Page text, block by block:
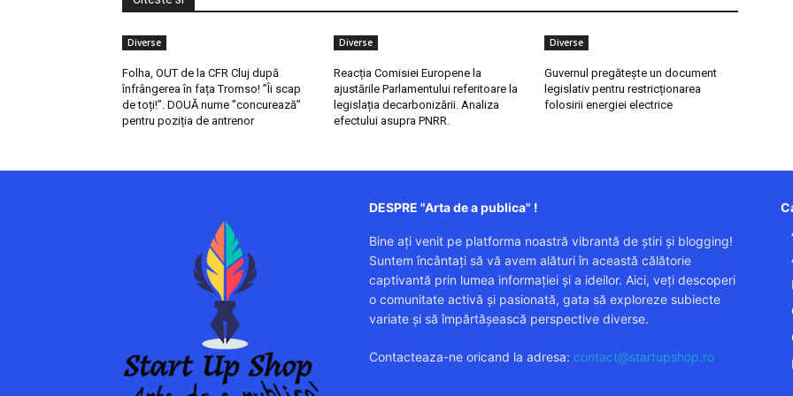
Diverse
Folha, OUT de la CFR Cluj după
înfrângerea în fața Tromso! ”Îi scap
de toți!”. DOUĂ nume ”concurează”
pentru poziția de antrenor
Diverse
Reacția Comisiei Europene la
ajustările Parlamentului referitoare la
legislația decarbonizării. Analiza
efectului asupra PNRR.
Diverse
Guvernul pregătește un document
legislativ pentru restricționarea
folosirii energiei electrice
DESPRE "Arta de a publica" !
Bine ați venit pe platforma noastră vibrantă de știri și blogging!
Suntem încântați să vă avem alături în această călătorie
captivantă prin lumea informației și a ideilor. Aici, veți descoperi
o comunitate activă și pasionată, gata să exploreze subiecte
variate și să împărtășească perspective diverse.
Contacteaza-ne oricand la adresa: contact@startupshop.ro